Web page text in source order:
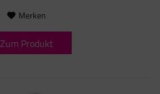
Merken
Zum Produkt